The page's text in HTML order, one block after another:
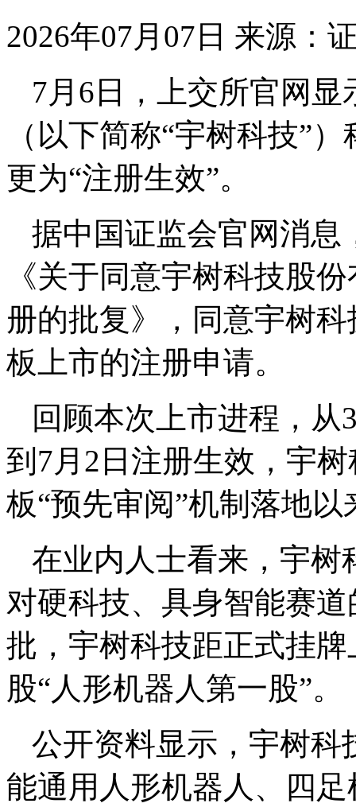
2026年07月07日 来源：
7月6日，上交所官网
（以下简称“宇树科技”
更为“注册生效”。
据中国证监会官网消息
《关于同意宇树科技股
册的批复》，同意宇树
板上市的注册申请。
回顾本次上市进程，从
到7月2日注册生效，宇
板“预先审阅”机制落地
在业内人士看来，宇树
对硬科技、具身智能赛
批，宇树科技距正式挂
股“人形机器人第一股”。
公开资料显示，宇树科
能通用人形机器人、四